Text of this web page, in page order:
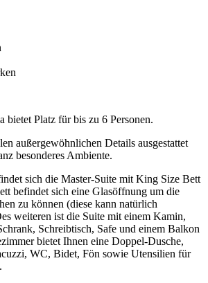
bietet Platz für bis zu 6 Personen.
außergewöhnlichen Details ausgestattet
besonderes Ambiente.
sich die Master-Suite mit King Size Bett
befindet sich eine Glasöffnung um die
zu können (diese kann natürlich
weiteren ist die Suite mit einem Kamin,
Schreibtisch, Safe und einem Balkon
bietet Ihnen eine Doppel-Dusche,
WC, Bidet, Fön sowie Utensilien für